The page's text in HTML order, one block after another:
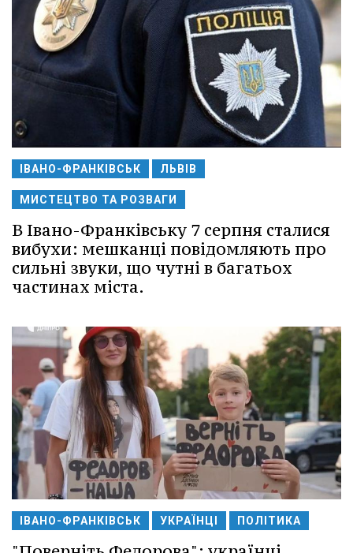
ІВАНО-ФРАНКІВСЬК ЛЬВІВ
МИСТЕЦТВО ТА РОЗВАГИ
В Івано-Франківську 7 серпня сталися
вибухи: мешканці повідомляють про
сильні звуки, що чутні в багатьох
частинах міста.
ІВАНО-ФРАНКІВСЬК УКРАЇНЦІ ПОЛІТИКА